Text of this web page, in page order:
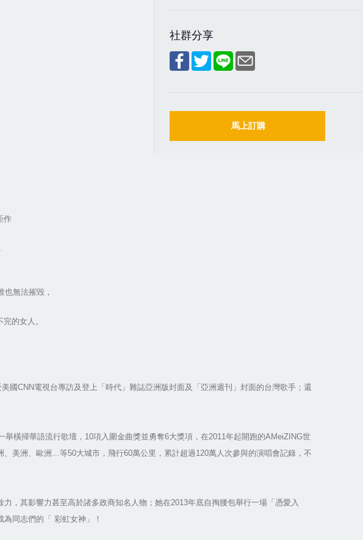
社群分享
馬上訂購
作
也無法摧毀，
的女人。
CNN電視台專訪及登上「時代」雜誌亞洲版封面及「亞洲週刊」封面的台灣歌手；還
橫掃華語流行歌壇，10項入圍金曲獎並勇奪6大獎項，在2011年起開跑的AMeiZING世
美洲、歐洲…等50大城市，飛行60萬公里，累計超過120萬人次參與的演唱會記錄，不
，其影響力甚至高於諸多政商知名人物；她在2013年底自掏腰包舉行一場「憑愛入
同志們的「 彩虹女神」！